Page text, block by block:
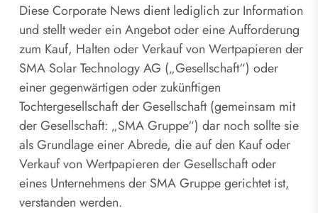
Diese Corporate News dient lediglich zur Information
und stellt weder ein Angebot oder eine Aufforderung
zum Kauf, Halten oder Verkauf von Wertpapieren der
SMA Solar Technology AG („Gesellschaft“) oder
einer gegenwärtigen oder zukünftigen
Tochtergesellschaft der Gesellschaft (gemeinsam mit
der Gesellschaft: „SMA Gruppe“) dar noch sollte sie
als Grundlage einer Abrede, die auf den Kauf oder
Verkauf von Wertpapieren der Gesellschaft oder
eines Unternehmens der SMA Gruppe gerichtet ist,
verstanden werden.